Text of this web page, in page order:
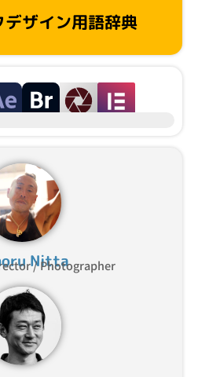
ザイン用語辞典
Nitta
/ Photographer